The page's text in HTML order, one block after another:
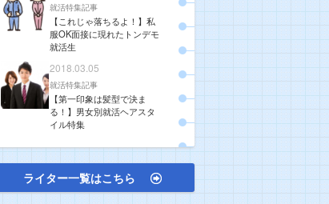
就活特集記事
【これじゃ落ちるよ！】私
服OK面接に現れたトンデモ
就活生
2018.03.05
就活特集記事
【第一印象は髪型で決ま
る！】男女別就活ヘアスタ
イル特集
ライター一覧はこちら